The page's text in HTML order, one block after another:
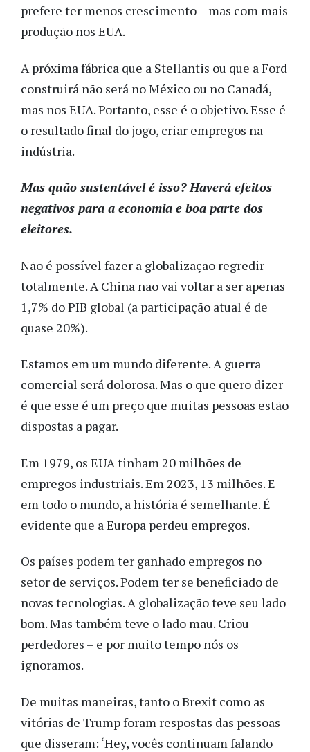
prefere ter menos crescimento – mas com mais
produção nos EUA.
A próxima fábrica que a Stellantis ou que a Ford
construirá não será no México ou no Canadá,
mas nos EUA. Portanto, esse é o objetivo. Esse é
o resultado final do jogo, criar empregos na
indústria.
Mas quão sustentável é isso? Haverá efeitos
negativos para a economia e boa parte dos
eleitores.
Não é possível fazer a globalização regredir
totalmente. A China não vai voltar a ser apenas
1,7% do PIB global (a participação atual é de
quase 20%).
Estamos em um mundo diferente. A guerra
comercial será dolorosa. Mas o que quero dizer
é que esse é um preço que muitas pessoas estão
dispostas a pagar.
Em 1979, os EUA tinham 20 milhões de
empregos industriais. Em 2023, 13 milhões. E
em todo o mundo, a história é semelhante. É
evidente que a Europa perdeu empregos.
Os países podem ter ganhado empregos no
setor de serviços. Podem ter se beneficiado de
novas tecnologias. A globalização teve seu lado
bom. Mas também teve o lado mau. Criou
perdedores – e por muito tempo nós os
ignoramos.
De muitas maneiras, tanto o Brexit como as
vitórias de Trump foram respostas das pessoas
que disseram: ‘Hey, vocês continuam falando